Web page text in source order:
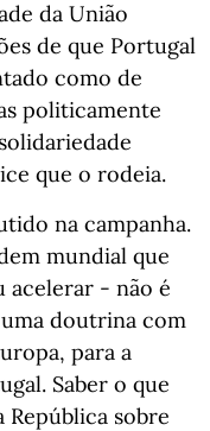
da União
de que Portugal
como de
politicamente
que o rodeia.
na campanha.
mundial que
acelerar - não é
doutrina com
para a
Saber o que
sobre